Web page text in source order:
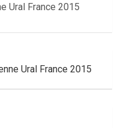
Ural France 2015
Ural France 2015